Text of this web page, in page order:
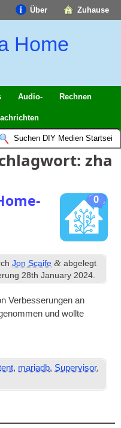
Zuhause
Über
Home
Audio- Rechnen
zha
0
Jon Scaife & abgelegt
28th January 2024.
Verbesserungen an
und wollte
, mariadb, Supervisor,